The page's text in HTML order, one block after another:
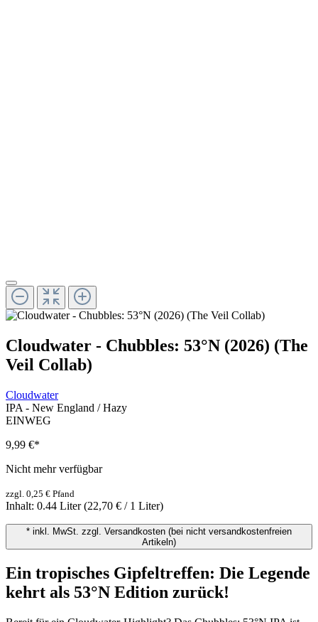
Cloudwater - Chubbles: 53°N (2026) (The
Veil Collab)
Cloudwater
IPA - New England / Hazy
EINWEG
9,99 €*
Nicht mehr verfügbar
zzgl. 0,25 € Pfand
Inhalt: 0.44 Liter(22,70 € / 1 Liter)
* inkl. MwSt. zzgl. Versandkosten (bei nicht versandkostenfreien
Artikeln)
Ein tropisches Gipfeltreffen: Die Legende
kehrt als 53°N Edition zurück!